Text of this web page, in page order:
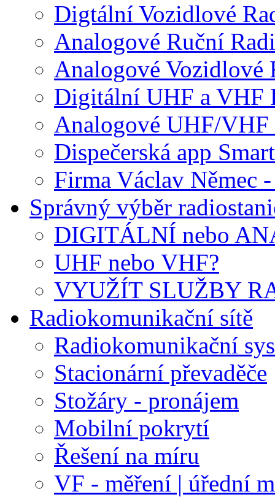
Digtální Vozidlové
Analogové Ruční
Analogové Vozidlové
Digitální UHF a VHF
Analogové UHF/VHF
Dispečerská app
Firma Václav Němec
Správný výběr
DIGITÁLNÍ nebo
UHF nebo VHF?
VYUŽÍT SLUŽBY
Radiokomunikační sítě
Radiokomunikační
Stacionární převaděče
Stožáry - pronájem
Mobilní pokrytí
Řešení na míru
VF - měření | úřední